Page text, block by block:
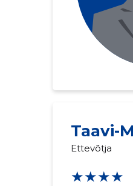
Taavi-
Ettevõtja
★★★★